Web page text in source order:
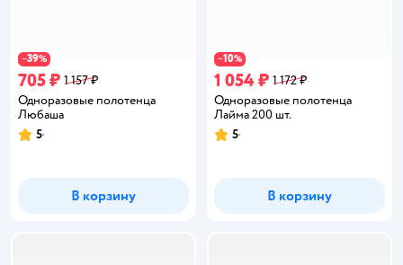
−39%
705 ₽ 1 157 ₽
Одноразовые полотенца
Любаша
Рейтинг:
5
В корзину
−10%
1 054 ₽ 1 172 ₽
Одноразовые полотенца
Лайма 200 шт.
Рейтинг:
5
В корзину